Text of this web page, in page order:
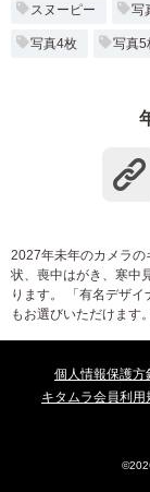
スヌーピー 写
写真4枚 写真5
2027年未年のカメラの
状、喪中はがき、寒中
ります。 「有名デザ
もお選びいただけます
個人情報保護方
キタムラ会員利用